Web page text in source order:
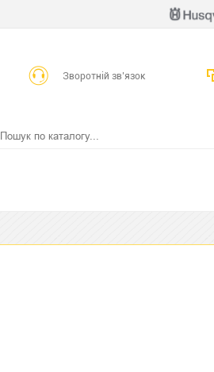
Зворотній зв’язок